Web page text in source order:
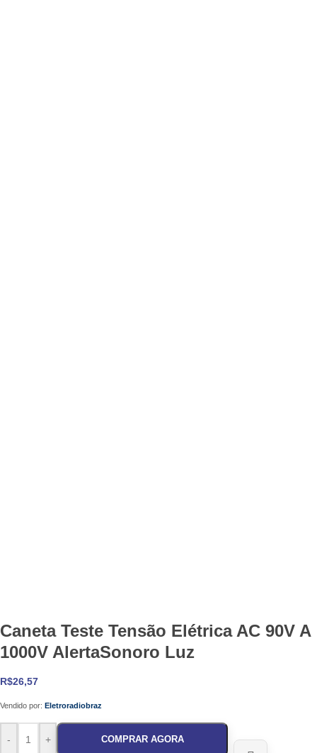
Caneta Teste Tensão Elétrica AC 90V A
1000V AlertaSonoro Luz
R$26,57
Vendido por: Eletroradiobraz
- + COMPRAR AGORA